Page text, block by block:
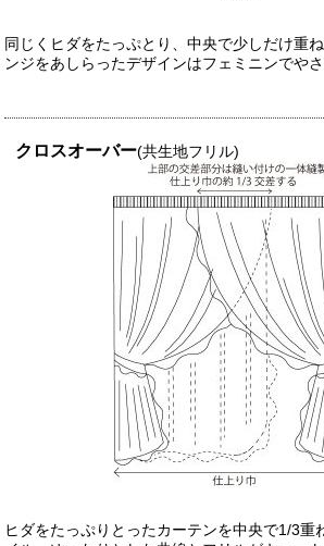
同じくヒダをたっぷとり、中央で少しだけ重
ンジをあしらったデザインはフェミニンでや
クロスオーバー(共生地フリル)
ヒダをたっぷりとったカーテンを中央で1/3重